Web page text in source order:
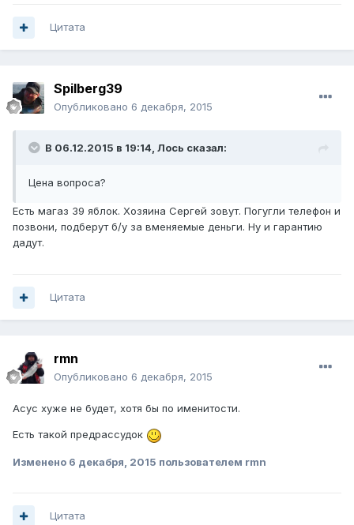
Цитата
Spilberg39
Опубликовано 6 декабря, 2015
В 06.12.2015 в 19:14, Лось сказал:
Цена вопроса?
Есть магаз 39 яблок. Хозяина Сергей зовут. Погугли телефон и
позвони, подберут б/у за вменяемые деньги. Ну и гарантию
дадут.
Цитата
rmn
Опубликовано 6 декабря, 2015
Асус хуже не будет, хотя бы по именитости.
Есть такой предрассудок
Изменено 6 декабря, 2015 пользователем rmn
Цитата